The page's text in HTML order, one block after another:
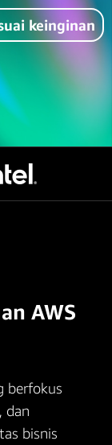
keinginan
AWS
berfokus
dan
bisnis